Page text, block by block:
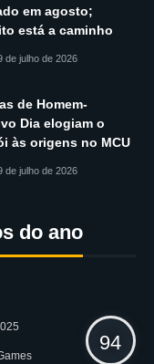
em agosto;
está a caminho
de julho de 2026
de Homem-
Dia elogiam o
às origens no MCU
de julho de 2026
do ano
94